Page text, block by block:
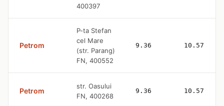
400397
Petrom
P-ta Stefan
cel Mare
(str. Parang)
FN, 400552
9.36 10.57
Petrom
str. Oasului
FN, 400268
9.36 10.57